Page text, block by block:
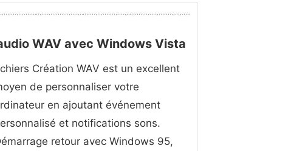
WAV avec Windows Vista
Création WAV est un excellent
de personnaliser votre
en ajoutant événement
et notifications sons.
retour avec Windows 95,